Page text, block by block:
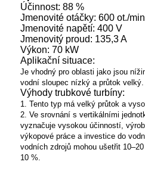
Účinnost: 88 %
Jmenovité otáčky: 600 ot./min
Jmenovité napětí: 400 V
Jmenovitý proud: 135,3 A
Výkon: 70 kW
Aplikační situace:
Je vhodný pro oblasti jako jsou
vodní sloupec nízký a průtok velký.
Výhody trubkové turbíny:
1. Tento typ má velký průtok a
2. Ve srovnání s vertikálními
vyznačuje vysokou účinností,
výkopové práce a investice do
vodních zdrojů mohou ušetřit
10 %.